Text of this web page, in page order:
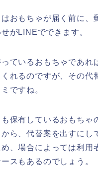
はおもちゃが届く前に、
がLINEでできます。
ているおもちゃであれ
れるのですが、その代
ですね。
も保有しているおもちゃ
ら、代替案を出すにし
、場合によっては利用
スもあるのでしょう。